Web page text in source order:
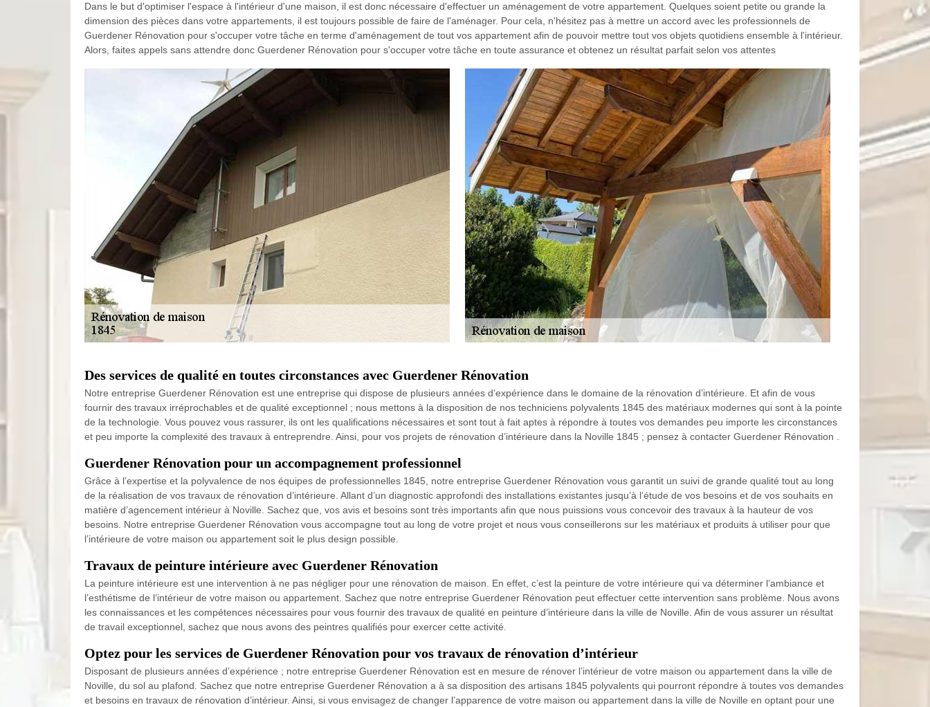
Dans le but d'optimiser l'espace à l'intérieur d'une maison, il est donc nécessaire d'effectuer un aménagement de votre appartement. Quelques soient petite ou grande la
dimension des pièces dans votre appartements, il est toujours possible de faire de l'aménager. Pour cela, n'hésitez pas à mettre un accord avec les professionnels de
Guerdener Rénovation pour s'occuper votre tâche en terme d'aménagement de tout vos appartement afin de pouvoir mettre tout vos objets quotidiens ensemble à l'intérieur.
Alors, faites appels sans attendre donc Guerdener Rénovation pour s'occuper votre tâche en toute assurance et obtenez un résultat parfait selon vos attentes
Des services de qualité en toutes circonstances avec Guerdener Rénovation
Notre entreprise Guerdener Rénovation est une entreprise qui dispose de plusieurs années d’expérience dans le domaine de la rénovation d’intérieure. Et afin de vous
fournir des travaux irréprochables et de qualité exceptionnel ; nous mettons à la disposition de nos techniciens polyvalents 1845 des matériaux modernes qui sont à la pointe
de la technologie. Vous pouvez vous rassurer, ils ont les qualifications nécessaires et sont tout à fait aptes à répondre à toutes vos demandes peu importe les circonstances
et peu importe la complexité des travaux à entreprendre. Ainsi, pour vos projets de rénovation d’intérieure dans la Noville 1845 ; pensez à contacter Guerdener Rénovation .
Guerdener Rénovation pour un accompagnement professionnel
Grâce à l’expertise et la polyvalence de nos équipes de professionnelles 1845, notre entreprise Guerdener Rénovation vous garantit un suivi de grande qualité tout au long
de la réalisation de vos travaux de rénovation d’intérieure. Allant d’un diagnostic approfondi des installations existantes jusqu’à l’étude de vos besoins et de vos souhaits en
matière d’agencement intérieur à Noville. Sachez que, vos avis et besoins sont très importants afin que nous puissions vous concevoir des travaux à la hauteur de vos
besoins. Notre entreprise Guerdener Rénovation vous accompagne tout au long de votre projet et nous vous conseillerons sur les matériaux et produits à utiliser pour que
l’intérieure de votre maison ou appartement soit le plus design possible.
Travaux de peinture intérieure avec Guerdener Rénovation
La peinture intérieure est une intervention à ne pas négliger pour une rénovation de maison. En effet, c’est la peinture de votre intérieure qui va déterminer l’ambiance et
l’esthétisme de l’intérieur de votre maison ou appartement. Sachez que notre entreprise Guerdener Rénovation peut effectuer cette intervention sans problème. Nous avons
les connaissances et les compétences nécessaires pour vous fournir des travaux de qualité en peinture d’intérieure dans la ville de Noville. Afin de vous assurer un résultat
de travail exceptionnel, sachez que nous avons des peintres qualifiés pour exercer cette activité.
Optez pour les services de Guerdener Rénovation pour vos travaux de rénovation d’intérieur
Disposant de plusieurs années d’expérience ; notre entreprise Guerdener Rénovation est en mesure de rénover l’intérieur de votre maison ou appartement dans la ville de
Noville, du sol au plafond. Sachez que notre entreprise Guerdener Rénovation a à sa disposition des artisans 1845 polyvalents qui pourront répondre à toutes vos demandes
et besoins en travaux de rénovation d’intérieur. Ainsi, si vous envisagez de changer l’apparence de votre maison ou appartement dans la ville de Noville en optant pour une